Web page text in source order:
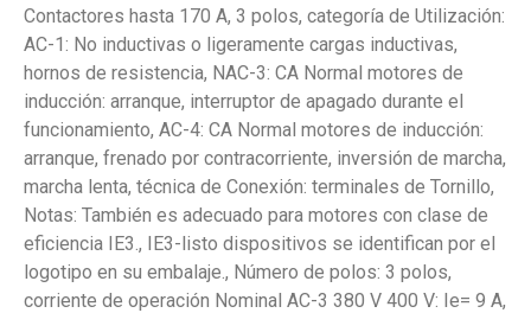
Contactores hasta 170 A, 3 polos, categoría de Utilización:
AC-1: No inductivas o ligeramente cargas inductivas,
hornos de resistencia, NAC-3: CA Normal motores de
inducción: arranque, interruptor de apagado durante el
funcionamiento, AC-4: CA Normal motores de inducción:
arranque, frenado por contracorriente, inversión de marcha,
marcha lenta, técnica de Conexión: terminales de Tornillo,
Notas: También es adecuado para motores con clase de
eficiencia IE3., IE3-listo dispositivos se identifican por el
logotipo en su embalaje., Número de polos: 3 polos,
corriente de operación Nominal AC-3 380 V 400 V: Ie= 9 A,